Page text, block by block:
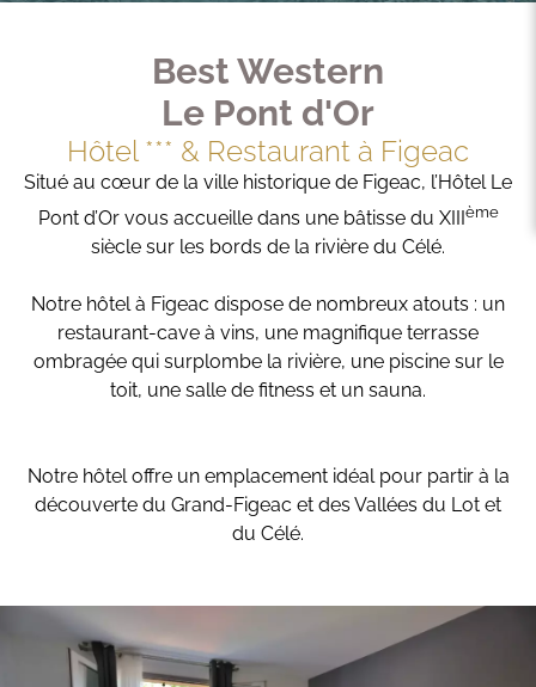
Best Western
Le Pont d'Or
Hôtel *** & Restaurant à Figeac
Situé au cœur de la ville historique de Figeac, l’Hôtel Le
Pont d’Or vous accueille dans une bâtisse du XIII
ème
siècle sur les bords de la rivière du Célé.
Notre hôtel à Figeac dispose de nombreux atouts : un
restaurant-cave à vins, une magnifique terrasse
ombragée qui surplombe la rivière, une piscine sur le
toit, une salle de fitness et un sauna.
Notre hôtel offre un emplacement idéal pour partir à la
découverte du Grand-Figeac et des Vallées du Lot et
du Célé.